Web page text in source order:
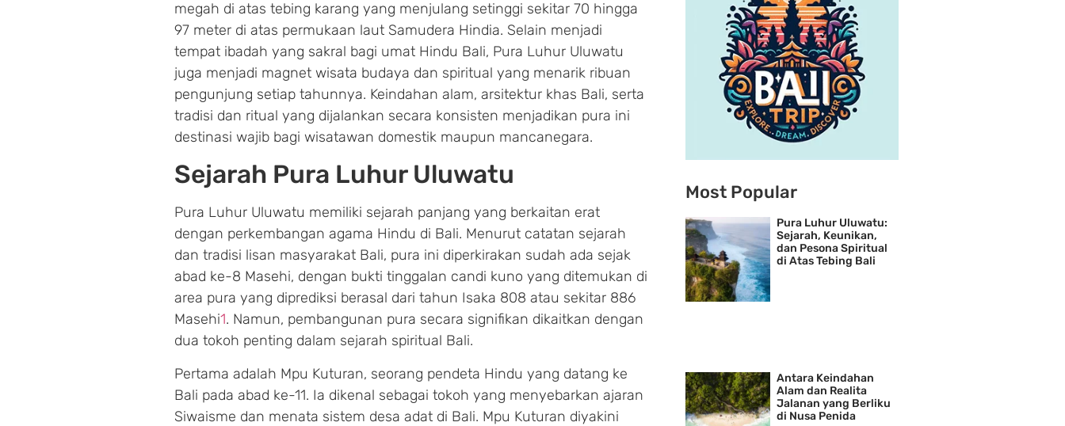
megah di atas tebing karang yang menjulang setinggi sekitar 70 hingga
97 meter di atas permukaan laut Samudera Hindia. Selain menjadi
tempat ibadah yang sakral bagi umat Hindu Bali, Pura Luhur Uluwatu
juga menjadi magnet wisata budaya dan spiritual yang menarik ribuan
pengunjung setiap tahunnya. Keindahan alam, arsitektur khas Bali, serta
tradisi dan ritual yang dijalankan secara konsisten menjadikan pura ini
destinasi wajib bagi wisatawan domestik maupun mancanegara.
Sejarah Pura Luhur Uluwatu
Pura Luhur Uluwatu memiliki sejarah panjang yang berkaitan erat
dengan perkembangan agama Hindu di Bali. Menurut catatan sejarah
dan tradisi lisan masyarakat Bali, pura ini diperkirakan sudah ada sejak
abad ke-8 Masehi, dengan bukti tinggalan candi kuno yang ditemukan di
area pura yang diprediksi berasal dari tahun Isaka 808 atau sekitar 886
Masehi1. Namun, pembangunan pura secara signifikan dikaitkan dengan
dua tokoh penting dalam sejarah spiritual Bali.
Pertama adalah Mpu Kuturan, seorang pendeta Hindu yang datang ke
Bali pada abad ke-11. Ia dikenal sebagai tokoh yang menyebarkan ajaran
Siwaisme dan menata sistem desa adat di Bali. Mpu Kuturan diyakini
Most Popular
Pura Luhur Uluwatu:
Sejarah, Keunikan,
dan Pesona Spiritual
di Atas Tebing Bali
Antara Keindahan
Alam dan Realita
Jalanan yang Berliku
di Nusa Penida